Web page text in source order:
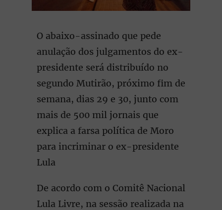
O abaixo-assinado que pede
anulação dos julgamentos do ex-
presidente será distribuído no
segundo Mutirão, próximo fim de
semana, dias 29 e 30, junto com
mais de 500 mil jornais que
explica a farsa política de Moro
para incriminar o ex-presidente
Lula
De acordo com o Comitê Nacional
Lula Livre, na sessão realizada na